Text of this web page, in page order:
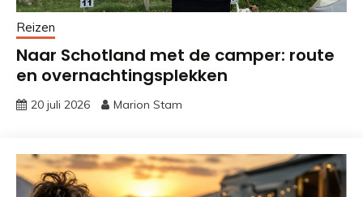
Reizen
Naar Schotland met de camper: route
en overnachtingsplekken
20 juli 2026 Marion Stam